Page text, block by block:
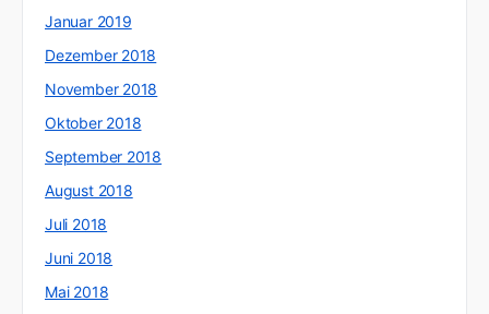
Januar 2019
Dezember 2018
November 2018
Oktober 2018
September 2018
August 2018
Juli 2018
Juni 2018
Mai 2018